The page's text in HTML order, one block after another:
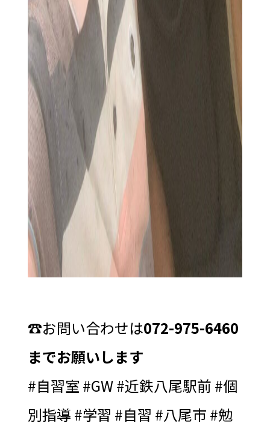
☎️お問い合わせは072-975-6460
までお願いします
#自習室 #GW #近鉄八尾駅前 #個
別指導 #学習 #自習 #八尾市 #勉